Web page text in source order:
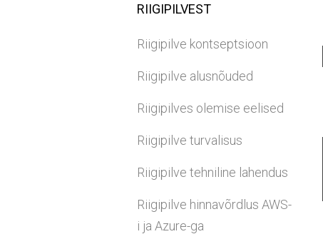
RIIGIPILVEST
Riigipilve kontseptsioon
Riigipilve alusnõuded
Riigipilves olemise eelised
Riigipilve turvalisus
Riigipilve tehniline lahendus
Riigipilve hinnavõrdlus AWS-
i ja Azure-ga